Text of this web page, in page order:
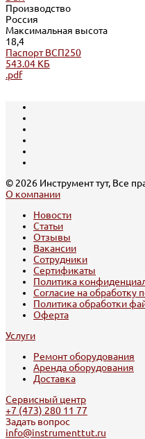
Производство
Россия
Максимальная высота
18,4
Паспорт ВСП250
543.04 КБ
.pdf
© 2026 Инструмент тут, Все
О компании
Новости
Статьи
Отзывы
Вакансии
Сотрудники
Сертификаты
Политика
Согласие на обработку
Политика обработки
Оферта
Услуги
Ремонт оборудования
Аренда оборудования
Доставка
Сервисный центр
+7 (473) 280 11 77
Задать вопрос
info@instrumenttut.ru